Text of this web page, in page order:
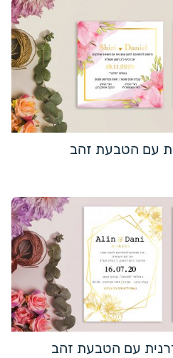
עם הטבעת זהב
עם הטבעת זהב